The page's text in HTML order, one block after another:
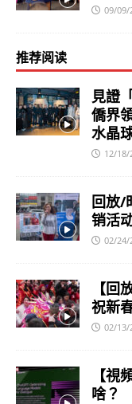
09/09/
推荐阅读
見證
僑界
水晶
12/18/
回放/
销活
02/24/
【
祝新
02/13/
【
啥？